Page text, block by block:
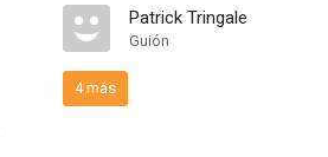
Patrick Tringale
Guión
4 más